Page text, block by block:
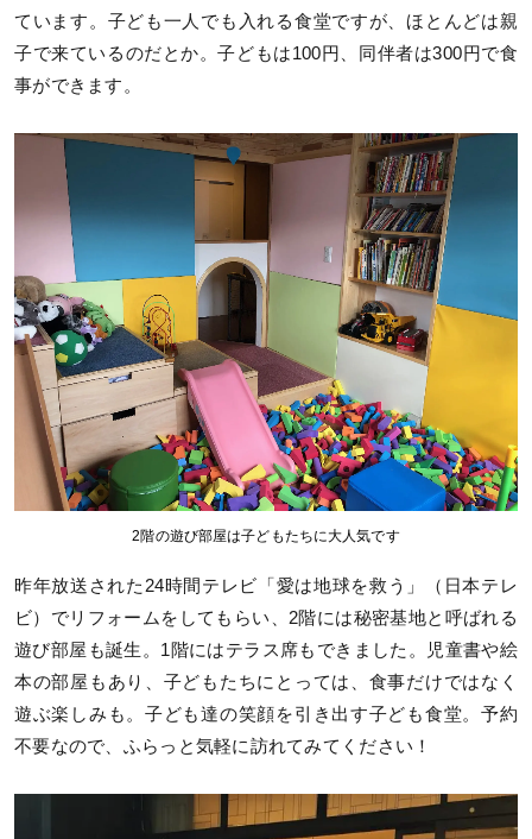
ています。子ども一人でも入れる食堂ですが、ほとんどは親
子で来ているのだとか。子どもは100円、同伴者は300円で食
事ができます。
2階の遊び部屋は子どもたちに大人気です
昨年放送された24時間テレビ「愛は地球を救う」（日本テレ
ビ）でリフォームをしてもらい、2階には秘密基地と呼ばれる
遊び部屋も誕生。1階にはテラス席もできました。児童書や絵
本の部屋もあり、子どもたちにとっては、食事だけではなく
遊ぶ楽しみも。子ども達の笑顔を引き出す子ども食堂。予約
不要なので、ふらっと気軽に訪れてみてください！